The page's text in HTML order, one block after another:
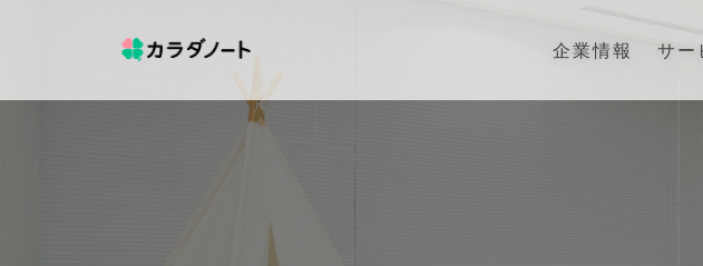
企業情報 サー